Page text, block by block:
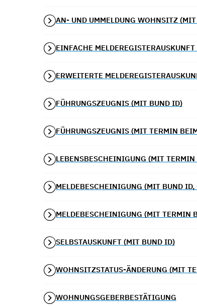
AN- UND UMMELDUNG WOHNSITZ
EINFACHE
ERWEITERTE
FÜHRUNGSZEUGNIS (MIT BUND ID)
FÜHRUNGSZEUGNIS (MIT TERMIN
LEBENSBESCHEINIGUNG (MIT
MELDEBESCHEINIGUNG (MIT BUND
MELDEBESCHEINIGUNG (MIT TERMIN
SELBSTAUSKUNFT (MIT BUND ID)
WOHNSITZSTATUS-ÄNDERUNG (MIT
WOHNUNGSGEBERBESTÄTIGUNG